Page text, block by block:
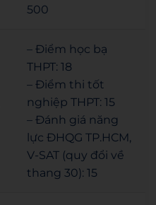
500
– Điểm học bạ
THPT: 18
– Điểm thi tốt
nghiệp THPT: 15
– Đánh giá năng
lực ĐHQG TP.HCM,
V-SAT (quy đổi về
thang 30): 15